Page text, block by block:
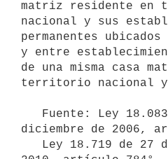
matriz residente en
nacional y sus
permanentes
y entre
de una misma casa
territorio nacional
diciembre de 2006,